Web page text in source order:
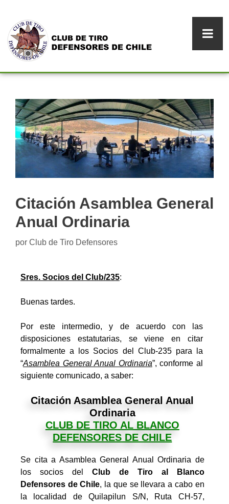
Citación Asamblea General
Anual Ordinaria
por Club de Tiro Defensores
Sres. Socios del Club/235:
Buenas tardes.
Por este intermedio, y de acuerdo con las
disposiciones estatutarias, se viene en citar
formalmente a los Socios del Club-235 para la
“Asamblea General Anual Ordinaria”, conforme al
siguiente comunicado, a saber:
Citación Asamblea General Anual
Ordinaria
CLUB DE TIRO AL BLANCO
DEFENSORES DE CHILE
Se cita a Asamblea General Anual Ordinaria de
los socios del Club de Tiro al Blanco
Defensores de Chile, la que se llevara a cabo en
la localidad de Quilapilun S/N, Ruta CH-57,